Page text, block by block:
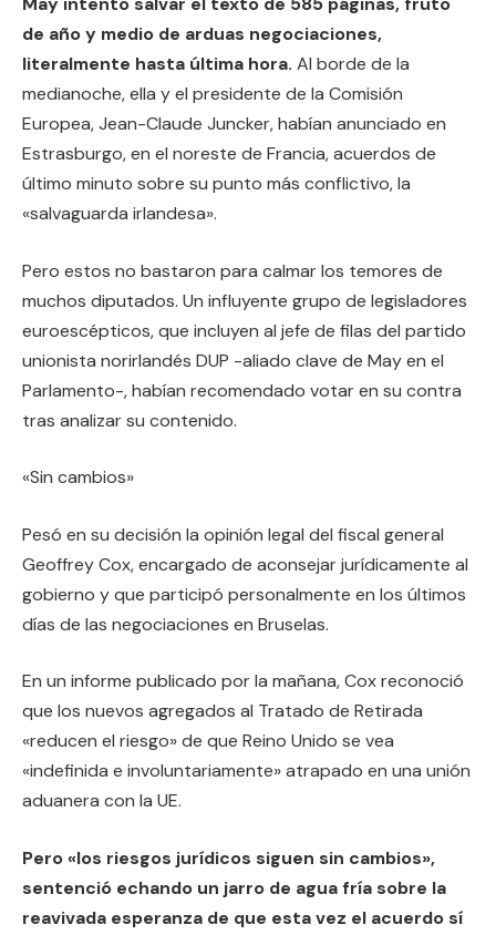
de año y medio de arduas negociaciones,
literalmente hasta última hora. Al borde de la
medianoche, ella y el presidente de la Comisión
Europea, Jean-Claude Juncker, habían anunciado en
Estrasburgo, en el noreste de Francia, acuerdos de
último minuto sobre su punto más conflictivo, la
«salvaguarda irlandesa».
Pero estos no bastaron para calmar los temores de
muchos diputados. Un influyente grupo de legisladores
euroescépticos, que incluyen al jefe de filas del partido
unionista norirlandés DUP -aliado clave de May en el
Parlamento-, habían recomendado votar en su contra
tras analizar su contenido.
«Sin cambios»
Pesó en su decisión la opinión legal del fiscal general
Geoffrey Cox, encargado de aconsejar jurídicamente al
gobierno y que participó personalmente en los últimos
días de las negociaciones en Bruselas.
En un informe publicado por la mañana, Cox reconoció
que los nuevos agregados al Tratado de Retirada
«reducen el riesgo» de que Reino Unido se vea
«indefinida e involuntariamente» atrapado en una unión
aduanera con la UE.
Pero «los riesgos jurídicos siguen sin cambios»,
sentenció echando un jarro de agua fría sobre la
reavivada esperanza de que esta vez el acuerdo sí